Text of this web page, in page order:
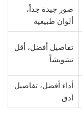
صور جيدة جداً،
ألوان طبيعية
تفاصيل أفضل، أقل
تشويشاً
أداء أفضل، تفاصيل
أدق